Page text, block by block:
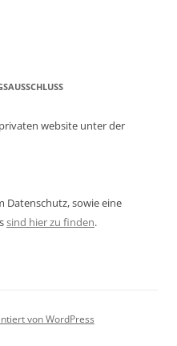
website unter der
Datenschutz, sowie eine
sind hier zu finden.
von WordPress